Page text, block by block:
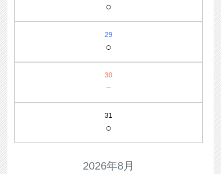
2026年8月
○
29
○
30
－
31
○